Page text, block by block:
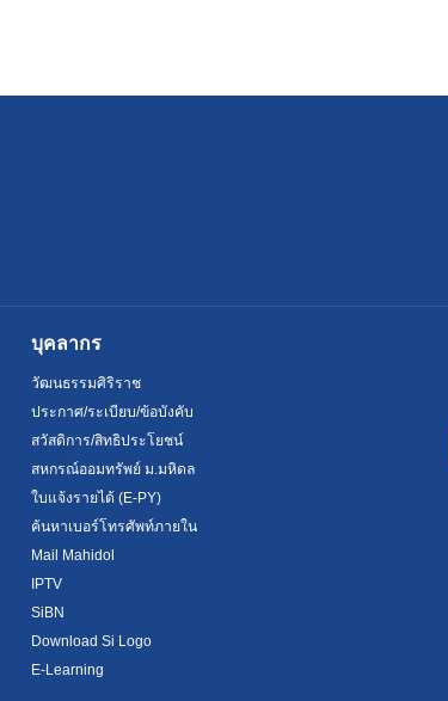
บุคลากร
วัฒนธรรมศิริราช
ประกาศ/ระเบียบ/ข้อบังคับ
สวัสดิการ/สิทธิประโยชน์
สหกรณ์ออมทรัพย์ ม.มหิดล
ใบแจ้งรายได้ (E-PY)
ค้นหาเบอร์โทรศัพท์ภายใน
Mail Mahidol
IPTV
SiBN
Download Si Logo
E-Learning